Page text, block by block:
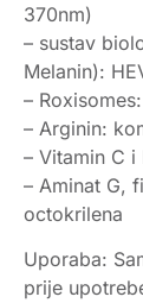
370nm)
– sustav
Melanin):
–
– Arginin:
– Vitamin C
– Aminat G,
octokrilena
Uporaba:
prije